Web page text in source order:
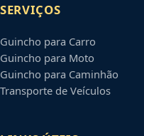
SERVIÇOS
Guincho para Carro
Guincho para Moto
Guincho para Caminhão
Transporte de Veículos